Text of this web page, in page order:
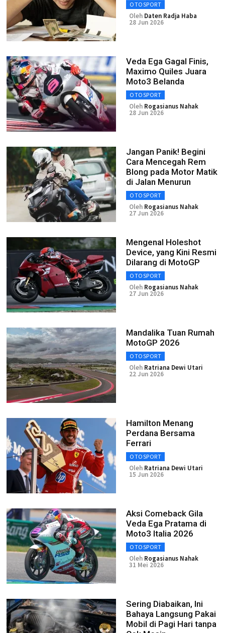
OTOSPORT
Oleh Daten Radja Haba
28 Jun 2026
Veda Ega Gagal Finis,
Maximo Quiles Juara
Moto3 Belanda
OTOSPORT
Oleh Rogasianus Nahak
28 Jun 2026
Jangan Panik! Begini
Cara Mencegah Rem
Blong pada Motor Matik
di Jalan Menurun
OTOSPORT
Oleh Rogasianus Nahak
27 Jun 2026
Mengenal Holeshot
Device, yang Kini Resmi
Dilarang di MotoGP
OTOSPORT
Oleh Rogasianus Nahak
27 Jun 2026
Mandalika Tuan Rumah
MotoGP 2026
OTOSPORT
Oleh Ratriana Dewi Utari
22 Jun 2026
Hamilton Menang
Perdana Bersama
Ferrari
OTOSPORT
Oleh Ratriana Dewi Utari
15 Jun 2026
Aksi Comeback Gila
Veda Ega Pratama di
Moto3 Italia 2026
OTOSPORT
Oleh Rogasianus Nahak
31 Mei 2026
Sering Diabaikan, Ini
Bahaya Langsung Pakai
Mobil di Pagi Hari tanpa